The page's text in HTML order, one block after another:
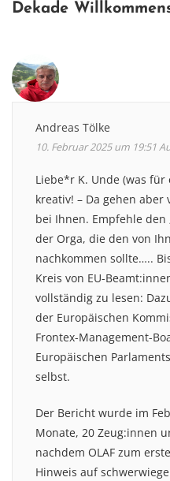
Dekade
Andreas Tölke
10. Februar 2025 um 19:51
Liebe*r K. Unde (was
kreativ! – Da gehen
bei Ihnen. Empfehle den
der Orga, die den von
nachkommen sollte…..
Kreis von EU-
vollständig zu lesen:
der Europäischen
Frontex-Management-
Europäischen
selbst.
Der Bericht wurde im
Monate, 20 Zeug:innen
nachdem OLAF zum
Hinweis auf